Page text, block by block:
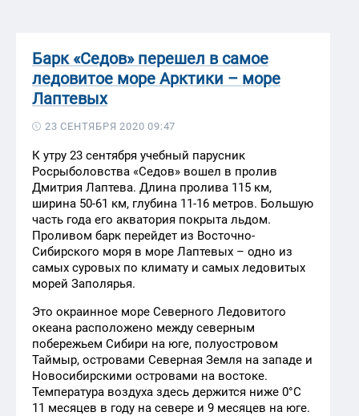
Барк «Седов» перешел в самое
ледовитое море Арктики – море
Лаптевых
23 СЕНТЯБРЯ 2020 09:47
К утру 23 сентября учебный парусник
Росрыболовства «Седов» вошел в пролив
Дмитрия Лаптева. Длина пролива 115 км,
ширина 50-61 км, глубина 11-16 метров. Большую
часть года его акватория покрыта льдом.
Проливом барк перейдет из Восточно-
Сибирского моря в море Лаптевых – одно из
самых суровых по климату и самых ледовитых
морей Заполярья.
Это окраинное море Северного Ледовитого
океана расположено между северным
побережьем Сибири на юге, полуостровом
Таймыр, островами Северная Земля на западе и
Новосибирскими островами на востоке.
Температура воздуха здесь держится ниже 0°C
11 месяцев в году на севере и 9 месяцев на юге.